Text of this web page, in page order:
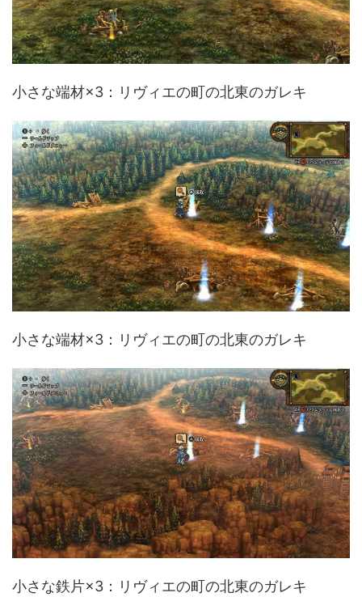
小さな端材×3：リヴィエの町の北東のガレキ
小さな端材×3：リヴィエの町の北東のガレキ
小さな鉄片×3：リヴィエの町の北東のガレキ